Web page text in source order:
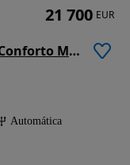
Citroën e-C3 44 kWh Autonomia Conforto Max
Automática
21 700 EUR